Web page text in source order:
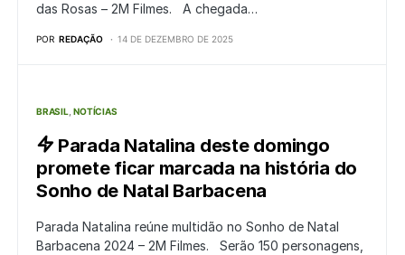
das Rosas – 2M Filmes. A chegada…
POR REDAÇÃO 14 DE DEZEMBRO DE 2025
BRASIL NOTÍCIAS
Parada Natalina deste domingo
promete ficar marcada na história do
Sonho de Natal Barbacena
Parada Natalina reúne multidão no Sonho de Natal
Barbacena 2024 – 2M Filmes. Serão 150 personagens,